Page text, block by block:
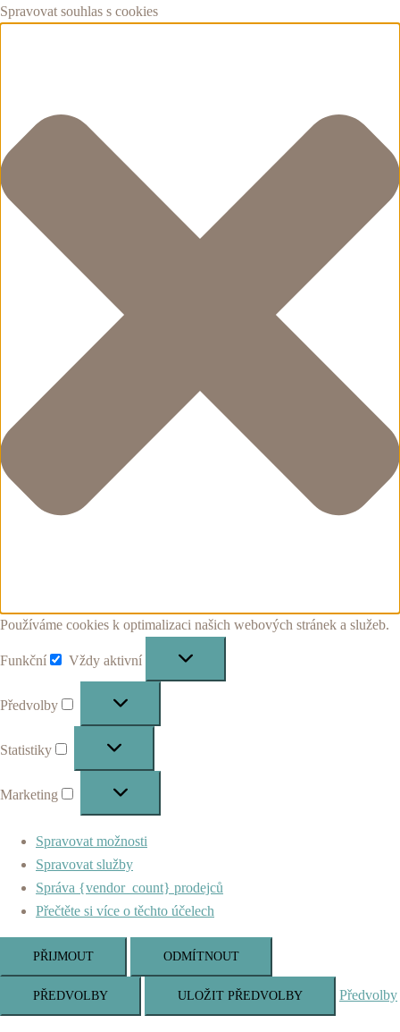
Spravovat souhlas s cookies
Používáme cookies k optimalizaci našich webových stránek a služeb.
Funkční
Funkční
Vždy aktivní
Předvolby
Statistiky
Marketing
Spravovat možnosti
Spravovat služby
Správa {vendor_count} prodejců
Přečtěte si více o těchto účelech
PŘIJMOUT ODMÍTNOUT
PŘEDVOLBY ULOŽIT PŘEDVOLBY Předvolby